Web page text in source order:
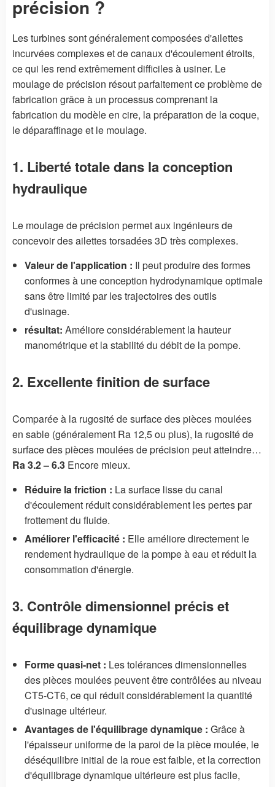
précision ?
Les turbines sont généralement composées d'ailettes
incurvées complexes et de canaux d'écoulement étroits,
ce qui les rend extrêmement difficiles à usiner. Le
moulage de précision résout parfaitement ce problème de
fabrication grâce à un processus comprenant la
fabrication du modèle en cire, la préparation de la coque,
le déparaffinage et le moulage.
1. Liberté totale dans la conception
hydraulique
Le moulage de précision permet aux ingénieurs de
concevoir des ailettes torsadées 3D très complexes.
Valeur de l'application : Il peut produire des formes
conformes à une conception hydrodynamique optimale
sans être limité par les trajectoires des outils
d'usinage.
résultat: Améliore considérablement la hauteur
manométrique et la stabilité du débit de la pompe.
2. Excellente finition de surface
Comparée à la rugosité de surface des pièces moulées
en sable (généralement Ra 12,5 ou plus), la rugosité de
surface des pièces moulées de précision peut atteindre…
Ra 3.2 – 6.3 Encore mieux.
Réduire la friction : La surface lisse du canal
d'écoulement réduit considérablement les pertes par
frottement du fluide.
Améliorer l'efficacité : Elle améliore directement le
rendement hydraulique de la pompe à eau et réduit la
consommation d'énergie.
3. Contrôle dimensionnel précis et
équilibrage dynamique
Forme quasi-net : Les tolérances dimensionnelles
des pièces moulées peuvent être contrôlées au niveau
CT5-CT6, ce qui réduit considérablement la quantité
d'usinage ultérieur.
Avantages de l'équilibrage dynamique : Grâce à
l'épaisseur uniforme de la paroi de la pièce moulée, le
déséquilibre initial de la roue est faible, et la correction
d'équilibrage dynamique ultérieure est plus facile,